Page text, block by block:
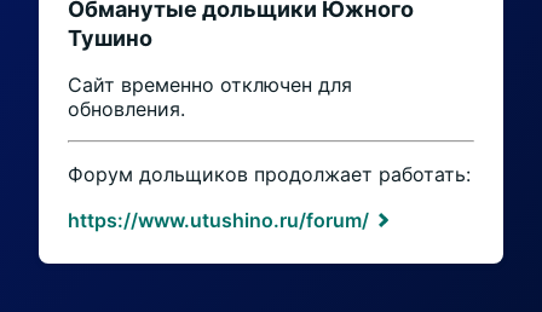
Обманутые дольщики Южного
Тушино
Сайт временно отключен для
обновления.
Форум дольщиков продолжает работать:
https://www.utushino.ru/forum/